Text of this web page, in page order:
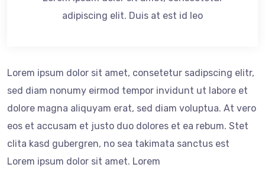
adipiscing elit. Duis at est id leo
Lorem ipsum dolor sit amet, consetetur sadipscing elitr,
sed diam nonumy eirmod tempor invidunt ut labore et
dolore magna aliquyam erat, sed diam voluptua. At vero
eos et accusam et justo duo dolores et ea rebum. Stet
clita kasd gubergren, no sea takimata sanctus est
Lorem ipsum dolor sit amet. Lorem